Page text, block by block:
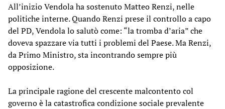
All’inizio Vendola ha sostenuto Matteo Renzi, nelle
politiche interne. Quando Renzi prese il controllo a capo
del PD, Vendola lo salutò come: “la tromba d’aria” che
doveva spazzare via tutti i problemi del Paese. Ma Renzi,
da Primo Ministro, sta incontrando sempre più
opposizione.
La principale ragione del crescente malcontento col
governo è la catastrofica condizione sociale prevalente